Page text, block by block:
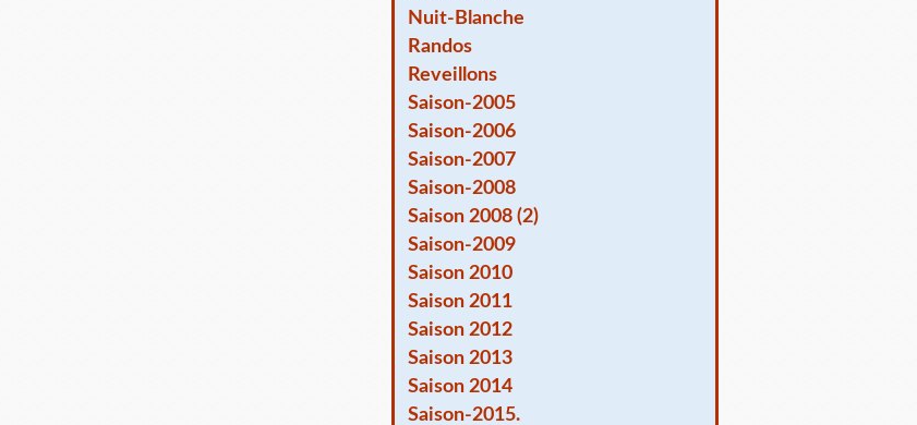
Nuit-Blanche
Randos
Reveillons
Saison-2005
Saison-2006
Saison-2007
Saison-2008
Saison 2008 (2)
Saison-2009
Saison 2010
Saison 2011
Saison 2012
Saison 2013
Saison 2014
Saison-2015.